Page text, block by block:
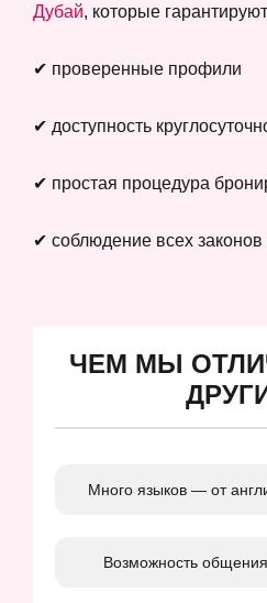
Дубай, которые
✔ проверенные профили
✔ доступность
✔ простая процедура
✔ соблюдение всех
ЧЕМ МЫ
Много языков — от
Возможность